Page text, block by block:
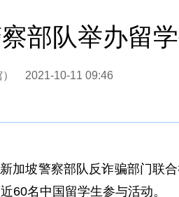
部队举办留
） 2021-10-11 09:46
坡警察部队反诈骗部门联
60名中国留学生参与活动。